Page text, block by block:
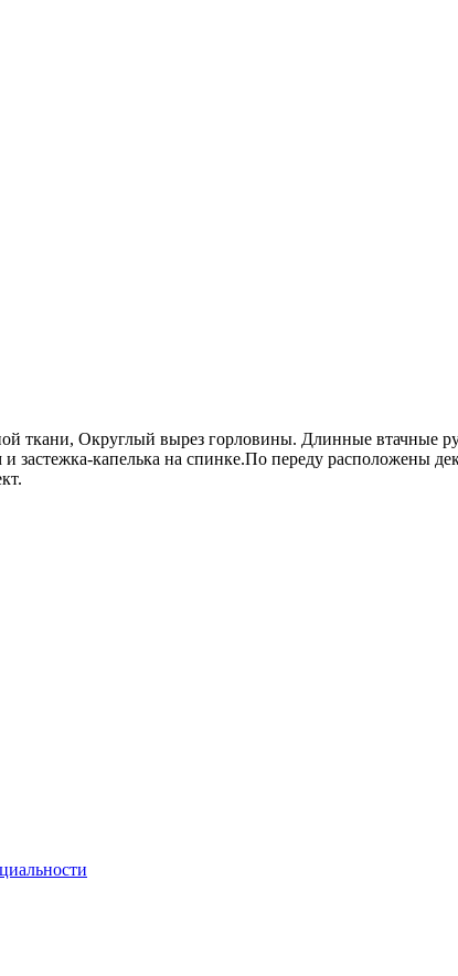
ткани, Округлый вырез горловины. Длинные втачные
застежка-капелька на спинке.По переду расположены